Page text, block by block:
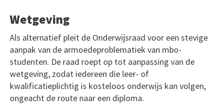
Wetgeving
Als alternatief pleit de Onderwijsraad voor een stevige
aanpak van de armoedeproblematiek van mbo-
studenten. De raad roept op tot aanpassing van de
wetgeving, zodat iedereen die leer- of
kwalificatieplichtig is kosteloos onderwijs kan volgen,
ongeacht de route naar een diploma.